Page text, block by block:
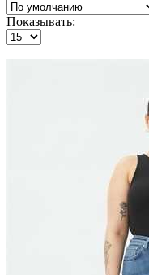
Показывать: